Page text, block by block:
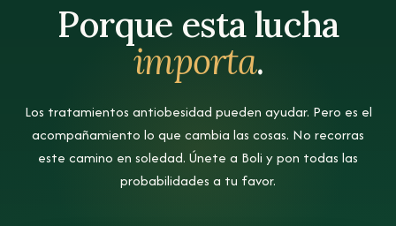
Porque esta lucha
importa.
Los tratamientos antiobesidad pueden ayudar. Pero es el
acompañamiento lo que cambia las cosas. No recorras
este camino en soledad. Únete a Boli y pon todas las
probabilidades a tu favor.